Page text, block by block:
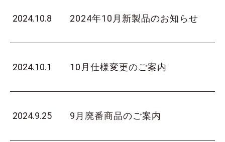
2024.10.8 2024年10月新製品のお知らせ
2024.10.1 10月仕様変更のご案内
2024.9.25 9月廃番商品のご案内